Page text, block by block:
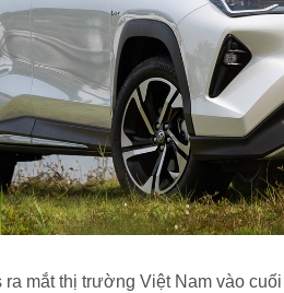
ra mắt thị trường Việt Nam vào